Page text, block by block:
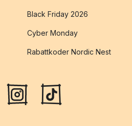
Black Friday 2026
Cyber Monday
Rabattkoder Nordic Nest